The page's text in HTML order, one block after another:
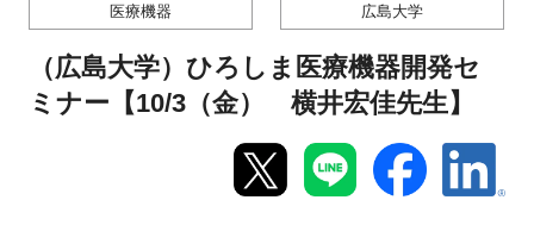
特別会員専用メニュー
施設ご予約
医療機器 広島大学
（広島大学）ひろしま医療機器開発セ
ミナー【10/3（金） 横井宏佳先生】